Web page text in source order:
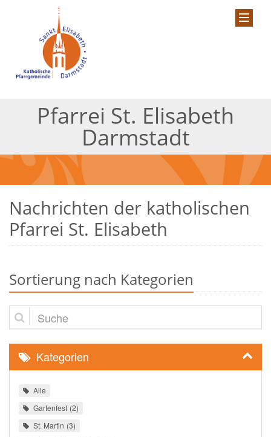
Pfarrei St. Elisabeth
Darmstadt
Nachrichten der katholischen
Pfarrei St. Elisabeth
Sortierung nach Kategorien
Suche
Kategorien
Alle
Gartenfest 2
St. Martin 3